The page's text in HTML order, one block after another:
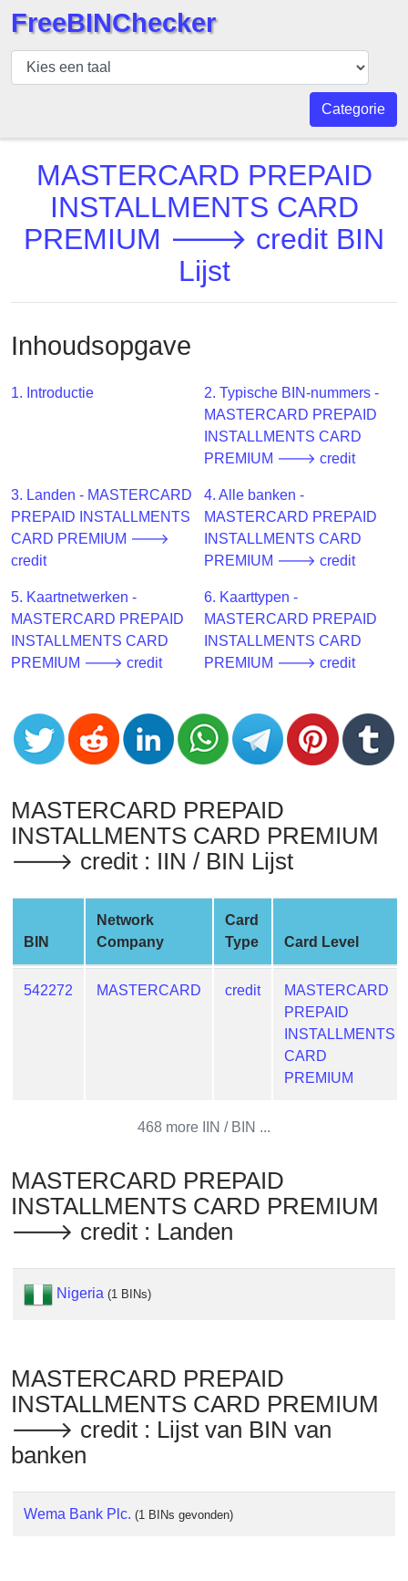
BIN
Controleur
BIN
Aantal
API
Checker
v2
BIN
Credit
Card
Validator
Credit
Card
Generator
Random
Card
Generator
Generate
Card
from
BIN
Checker
Service
IP
BIN
Checker
Validator
FreeBINChecker
Categorie
MASTERCARD PREPAID
INSTALLMENTS CARD
PREMIUM 🡒 credit BIN
Lijst
Inhoudsopgave
1. Introductie
2. Typische BIN-nummers -
MASTERCARD PREPAID
INSTALLMENTS CARD
PREMIUM 🡒 credit
3. Landen - MASTERCARD
PREPAID INSTALLMENTS
CARD PREMIUM 🡒
credit
4. Alle banken -
MASTERCARD PREPAID
INSTALLMENTS CARD
PREMIUM 🡒 credit
5. Kaartnetwerken -
MASTERCARD PREPAID
INSTALLMENTS CARD
PREMIUM 🡒 credit
6. Kaarttypen -
MASTERCARD PREPAID
INSTALLMENTS CARD
PREMIUM 🡒 credit
MASTERCARD PREPAID
INSTALLMENTS CARD PREMIUM
🡒 credit : IIN / BIN Lijst
BIN
Network
Company
Card
Type
Card Level
542272 MASTERCARD credit
MASTERCARD
PREPAID
INSTALLMENTS
CARD
PREMIUM
468 more IIN / BIN ...
MASTERCARD PREPAID
INSTALLMENTS CARD PREMIUM
🡒 credit : Landen
Nigeria (1 BINs)
MASTERCARD PREPAID
INSTALLMENTS CARD PREMIUM
🡒 credit : Lijst van BIN van
banken
Wema Bank Plc. (1 BINs gevonden)